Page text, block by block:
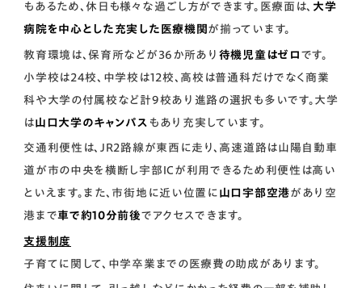
もあるため、休日も様々な過ごし方ができます。医療面は、 大学
病院を中心とした充実した医療機関 が揃っています。
教育環境は、保育所などが36か所あり 待機児童はゼロ です。
小学校は24校、中学校は12校、高校は普通科だけでなく商業
科や大学の付属校など計9校あり進路の選択も多いです。大学
は山口大学のキャンパス もあり充実しています。
交通利便性は、JR2路線が東西に走り、高速道路は山陽自動車
道が市の中央を横断し宇部ICが利用できるため利便性は高い
といえます。また、市街地に近い位置に 山口宇部空港があり空
港まで車で約10分前後でアクセスできます。
支援制度
子育てに関して、中学卒業までの医療費の助成があります。